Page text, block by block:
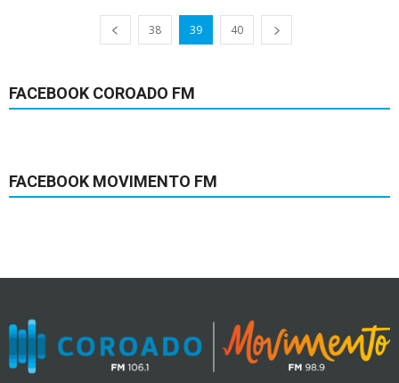
38 39 40
FACEBOOK COROADO FM
FACEBOOK MOVIMENTO FM